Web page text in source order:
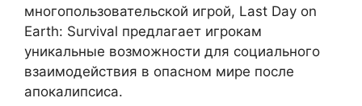
многопользовательской игрой, Last Day on
Earth: Survival предлагает игрокам
уникальные возможности для социального
взаимодействия в опасном мире после
апокалипсиса.